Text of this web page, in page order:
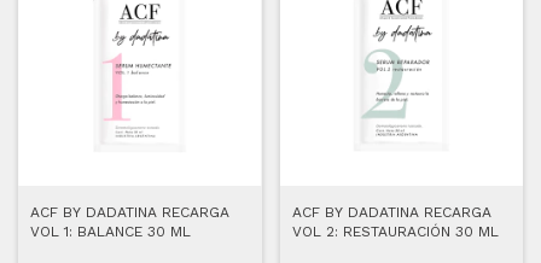
ACF BY DADATINA RECARGA
VOL 1: BALANCE 30 ML
ACF BY DADATINA RECARGA
VOL 2: RESTAURACIÓN 30 ML